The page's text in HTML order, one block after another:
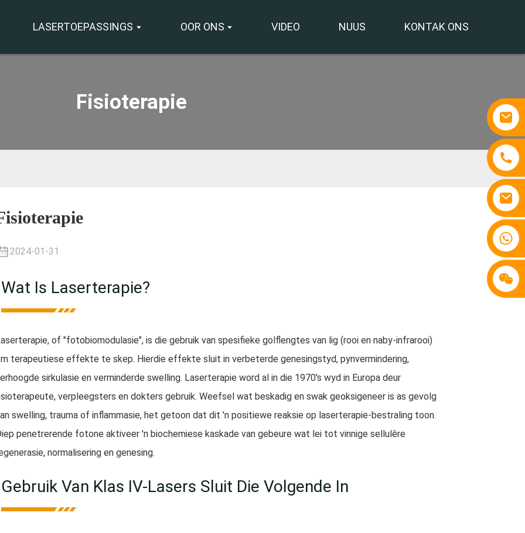
LASERTOEPASSINGS OOR ONS VIDEO NUUS KONTAK ONS
Fisioterapie
2024-01-31
Wat Is Laserterapie?
of "fotobiomodulasie", is die gebruik van spesifieke golflengtes van lig (rooi en naby-infrarooi)
terapeutiese effekte te skep. Hierdie effekte sluit in verbeterde genesingstyd, pynvermindering,
sirkulasie en verminderde swelling. Laserterapie word al in die 1970's wyd in Europa deur
verpleegsters en dokters gebruik. Weefsel wat beskadig en swak geoksigeneer is as gevolg
swelling, trauma of inflammasie, het getoon dat dit 'n positiewe reaksie op laserterapie-bestraling toon.
penetrerende fotone aktiveer 'n biochemiese kaskade van gebeure wat lei tot vinnige sellulêre
normalisering en genesing.
Gebruik Van Klas IV-Lasers Sluit Die Volgende In